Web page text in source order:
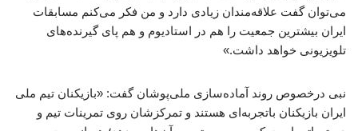
می‌توان گفت علاقه‌مندان زیادی دارد و من فکر می‌کنم مسابقات
ایران بیشترین جمعیت را هم در استادیوم و هم پای گیرنده‌های
تلویزیونی خواهد داشت.»
نبی درخصوص روند آماده‌سازی ملی‌پوشان گفت: «بازیکنان تیم ملی
ایران بازیکنان باتجربه‌ای هستند و تمرکزشان روی تمرینات تیم و